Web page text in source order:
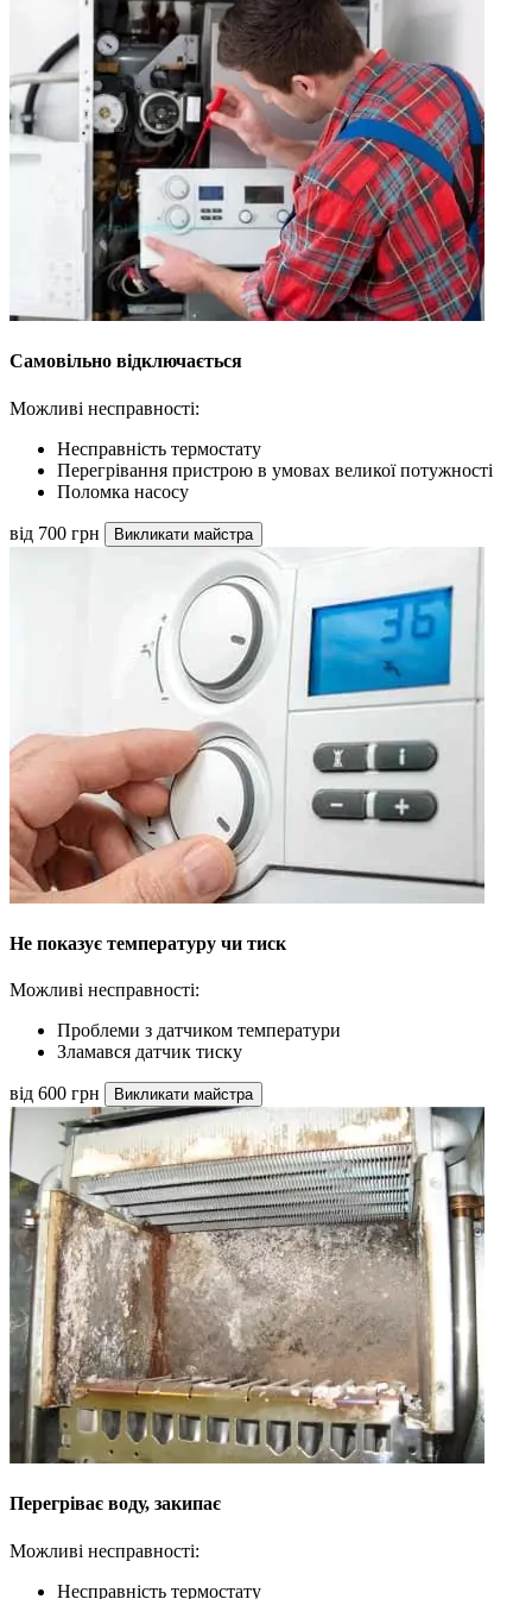
Самовільно відключається
Можливі несправності:
Несправність термостату
Перегрівання пристрою в умовах великої потужності
Поломка насосу
від 700 грн Викликати майстра
Не показує температуру чи тиск
Можливі несправності:
Проблеми з датчиком температури
Зламався датчик тиску
від 600 грн Викликати майстра
Перегріває воду, закипає
Можливі несправності:
Несправність термостату